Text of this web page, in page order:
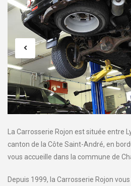
La Carrosserie Rojon est située entre
canton de la Côte Saint-André, en
vous accueille dans la commune de
Depuis 1999, la Carrosserie Rojon